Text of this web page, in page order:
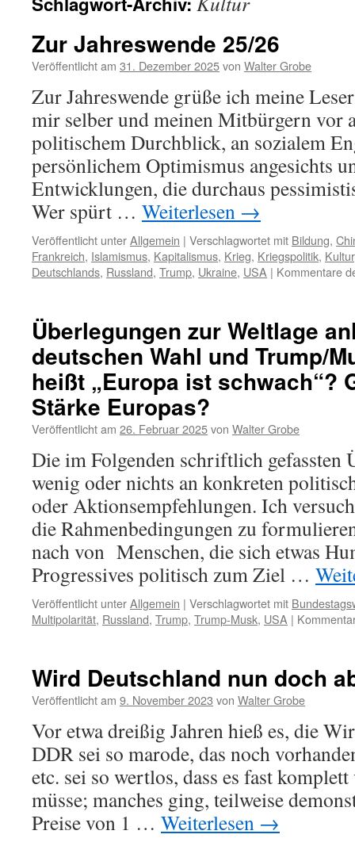
Zur Jahreswende 25/26
Veröffentlicht am 31. Dezember 2025von Walter Grobe
Zur Jahreswende grüße ich meine
mir selber und meinen Mitbürgern vor
politischem Durchblick, an sozialem
persönlichem Optimismus angesichts
Entwicklungen, die durchaus
Wer spürt … Weiterlesen →
Veröffentlicht unterAllgemein | Verschlagwortet mit Bildung,
Frankreich, Islamismus, Kapitalismus, Krieg, Kriegspolitik, Kultur
Deutschlands, Russland, Trump, Ukraine, USA | Kommentare
Überlegungen zur Weltlage
deutschen Wahl und Trump/
heißt „Europa ist schwach“?
Stärke Europas?
Veröffentlicht am 26. Februar 2025von Walter Grobe
Die im Folgenden schriftlich gefassten
wenig oder nichts an konkreten
oder Aktionsempfehlungen. Ich
die Rahmenbedingungen zu
nach von Menschen, die sich etwas
Progressives politisch zum Ziel …
Veröffentlicht unterAllgemein | Verschlagwortet mit
Multipolarität, Russland, Trump, Trump-Musk, USA |
Wird Deutschland nun doch
Veröffentlicht am 9. November 2023 von Walter Grobe
Vor etwa dreißig Jahren hieß es, die
DDR sei so marode, das noch
etc. sei so wertlos, dass es fast
müsse; manches ging, teilweise
Preise von 1 … Weiterlesen →